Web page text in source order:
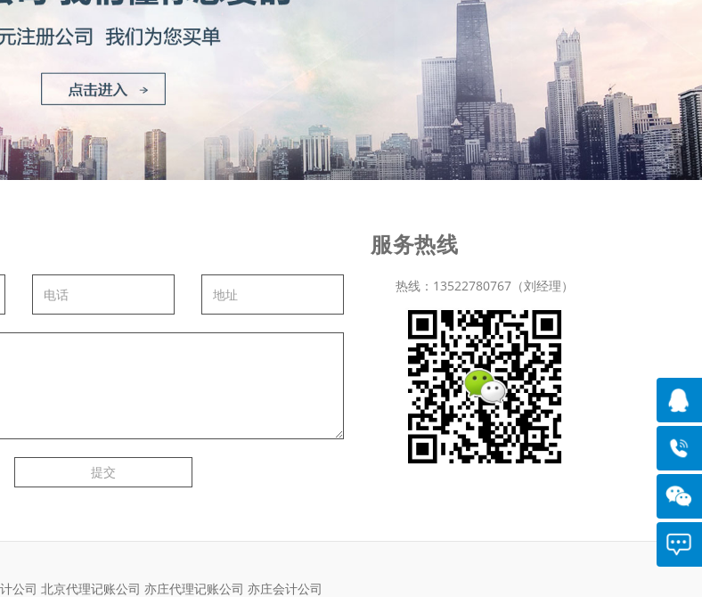
提交
服务热线
热线：13522780767（刘经理）
公司 北京代理记账公司 亦庄代理记账公司 亦庄会计公司